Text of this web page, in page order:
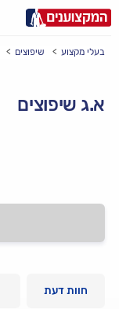
בעלי מקצוע שיפוצים
א.ג שיפוצים
חוות דעת